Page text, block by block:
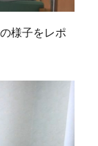
様子をレポ